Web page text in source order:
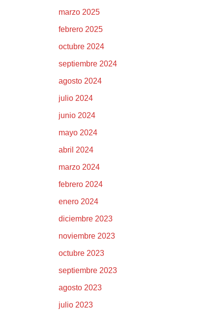
marzo 2025
febrero 2025
octubre 2024
septiembre 2024
agosto 2024
julio 2024
junio 2024
mayo 2024
abril 2024
marzo 2024
febrero 2024
enero 2024
diciembre 2023
noviembre 2023
octubre 2023
septiembre 2023
agosto 2023
julio 2023